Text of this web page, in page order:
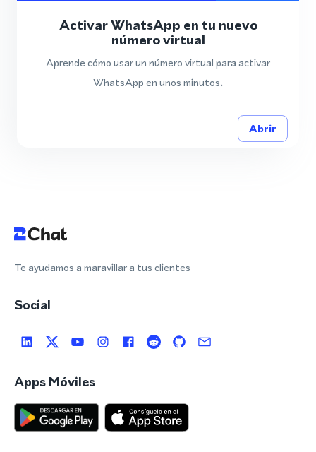
Activar WhatsApp en tu nuevo
número virtual
Aprende cómo usar un número virtual para activar
WhatsApp en unos minutos.
Abrir
Te ayudamos a maravillar a tus clientes
Social
Apps Móviles